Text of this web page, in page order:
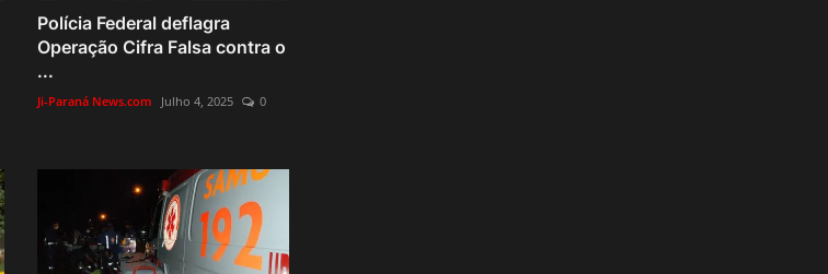
Polícia Federal deflagra
Operação Cifra Falsa contra o
...
Ji-Paraná News.com Julho 4, 2025 0